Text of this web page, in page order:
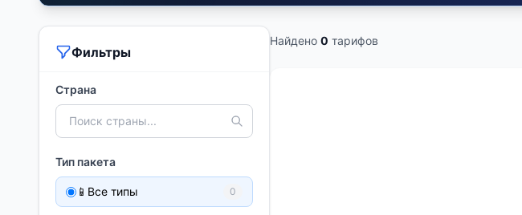
Фильтры
Страна
Тип пакета
📱 Все типы 0
Найдено 0 тарифов